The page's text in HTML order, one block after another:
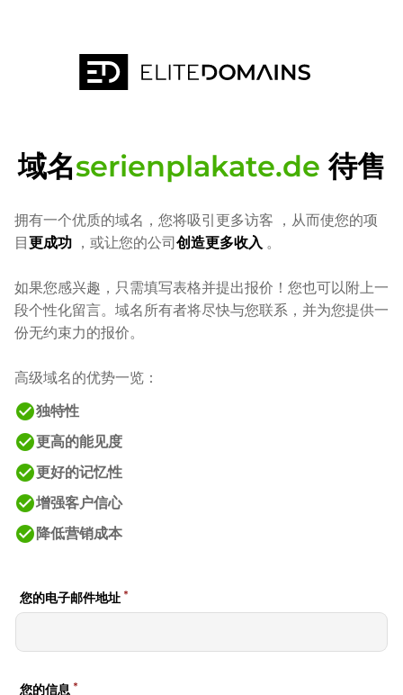
域名serienplakate.de 待售
拥有一个优质的域名，您将吸引更多访客 ，从而使您的项
目更成功 ，或让您的公司创造更多收入 。
如果您感兴趣，只需填写表格并提出报价！您也可以附上一
段个性化留言。域名所有者将尽快与您联系，并为您提供一
份无约束力的报价。
高级域名的优势一览：
check_circle独特性
check_circle更高的能见度
check_circle更好的记忆性
check_circle增强客户信心
check_circle 降低营销成本